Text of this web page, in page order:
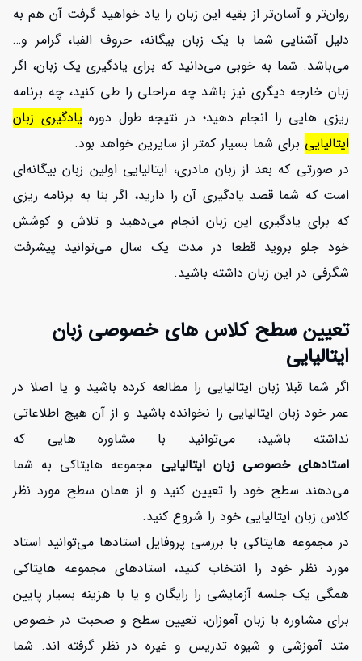
روان‌تر و آسان‌تر از بقیه این زبان را یاد خواهید گرفت آن هم به
دلیل آشنایی شما با یک زبان بیگانه، حروف الفبا، گرامر و…
می‌باشد. شما به خوبی می‌دانید که برای یادگیری یک زبان، اگر
زبان خارجه دیگری نیز باشد چه مراحلی را طی کنید، چه برنامه
ریزی هایی را انجام دهید؛ در نتیجه طول دوره یادگیری زبان
ایتالیایی برای شما بسیار کمتر از سایرین خواهد بود.
در صورتی که بعد از زبان مادری، ایتالیایی اولین زبان بیگانه‌ای
است که شما قصد یادگیری آن را دارید، اگر بنا به برنامه ریزی
که برای یادگیری این زبان انجام می‌دهید و تلاش و کوشش
خود جلو بروید قطعا در مدت یک سال می‌توانید پیشرفت
شگرفی در این زبان داشته باشید.
تعیین سطح کلاس های خصوصی زبان
ایتالیایی
اگر شما قبلا زبان ایتالیایی را مطالعه کرده باشید و یا اصلا در
عمر خود زبان ایتالیایی را نخوانده باشید و از آن هیچ اطلاعاتی
نداشته باشید، می‌توانید با مشاوره هایی که
استادهای خصوصی زبان ایتالیایی مجموعه هایتاکی به شما
می‌دهند سطح خود را تعیین کنید و از همان سطح مورد نظر
کلاس زبان ایتالیایی خود را شروع کنید.
در مجموعه هایتاکی با بررسی پروفایل استادها می‌توانید استاد
مورد نظر خود را انتخاب کنید، استادهای مجموعه هایتاکی
همگی یک جلسه آزمایشی را رایگان و یا با هزینه بسیار پایین
برای مشاوره با زبان آموزان، تعیین سطح و صحبت در خصوص
متد آموزشی و شیوه تدریس و غیره در نظر گرفته اند. شما
افزایش اعتبار